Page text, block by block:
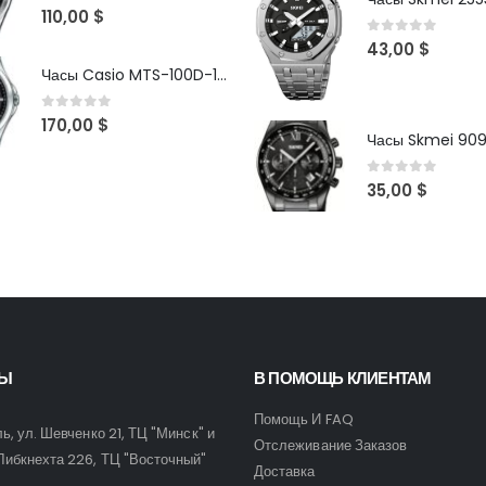
0out of 5
110,00 $
Часы Casio MTS-100D-1AV
0out of 5
170,00 $
0 out of 5
43,00 $
Часы Skmei
0out of 5
35,00 $
ул. Шевченко 21, ТЦ "Минск" и
226, ТЦ "Восточный"
В ПОМОЩЬ КЛИЕНТАМ
Помощь И FAQ
Отслеживание Заказов
Доставка